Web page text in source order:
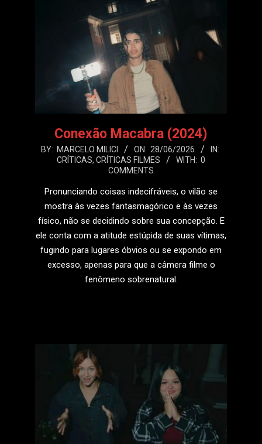
Conexão Macabra (2024)
2026-
BY: MARCELO MILICI ON: 28/06/2026
IN:
CRÍTICAS, CRÍTICAS FILMES WITH: 0
COMMENTS
Pronunciando coisas indecifráveis, o vilão se
mostra às vezes fantasmagórico e às vezes
físico, não se decidindo sobre sua concepção. E
ele conta com a atitude estúpida de suas vítimas,
fugindo para lugares óbvios ou se expondo em
excesso, apenas para que a câmera filme o
fenômeno sobrenatural.